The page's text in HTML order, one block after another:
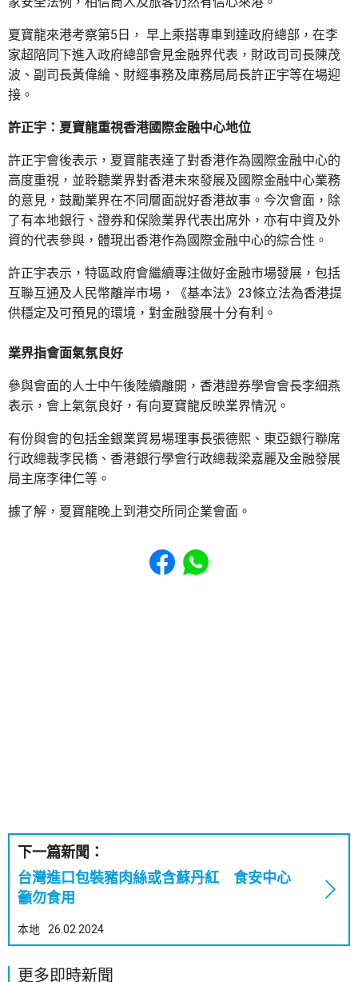
夏寶龍來港考察第5日， 早上乘搭專車到達政府總部，在李
家超陪同下進入政府總部會見金融界代表，財政司司長陳茂
波、副司長黃偉綸、財經事務及庫務局局長許正宇等在場迎
接。
許正宇：夏寶龍重視香港國際金融中心地位
許正宇會後表示，夏寶龍表達了對香港作為國際金融中心的
高度重視，並聆聽業界對香港未來發展及國際金融中心業務
的意見，鼓勵業界在不同層面說好香港故事。今次會面，除
了有本地銀行、證券和保險業界代表出席外，亦有中資及外
資的代表參與，體現出香港作為國際金融中心的綜合性。
許正宇表示，特區政府會繼續專注做好金融市場發展，包括
互聯互通及人民幣離岸市場，《基本法》23條立法為香港提
供穩定及可預見的環境，對金融發展十分有利。
業界指會面氣氛良好
參與會面的人士中午後陸續離開，香港證券學會會長李細燕
表示，會上氣氛良好，有向夏寶龍反映業界情況。
有份與會的包括金銀業貿易場理事長張德熙、東亞銀行聯席
行政總裁李民橋、香港銀行學會行政總裁梁嘉麗及金融發展
局主席李律仁等。
據了解，夏寶龍晚上到港交所同企業會面。
Share to Facebook
Share to WhatsApp
下一篇新聞：
台灣進口包裝豬肉絲或含蘇丹紅 食安中心
籲勿食用
本地 26.02.2024
更多即時新聞